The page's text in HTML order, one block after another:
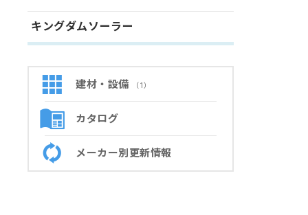
キングダムソーラー
建材・設備 （1）
カタログ
メーカー別更新情報